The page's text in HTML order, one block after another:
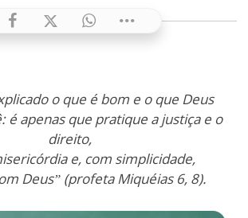
o que é bom e o que Deus
é apenas que pratique a justiça e o
direito,
e, com simplicidade,
Deus” (profeta Miquéias 6, 8).